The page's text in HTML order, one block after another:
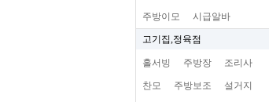
주방이모 시급알바
고기집,정육점
홀서빙 주방장 조리사
찬모 주방보조 설거지